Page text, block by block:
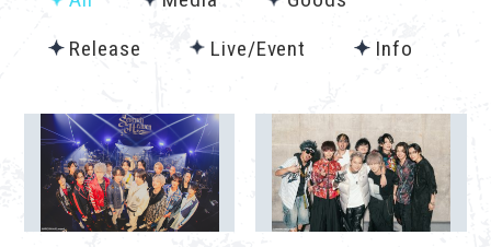
Music
About
Release
Live/Event Info